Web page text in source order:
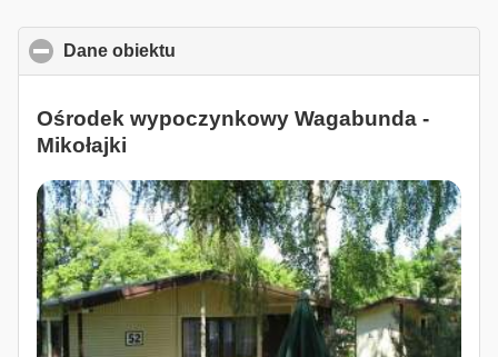
Dane obiektu
Ośrodek wypoczynkowy Wagabunda -
Mikołajki